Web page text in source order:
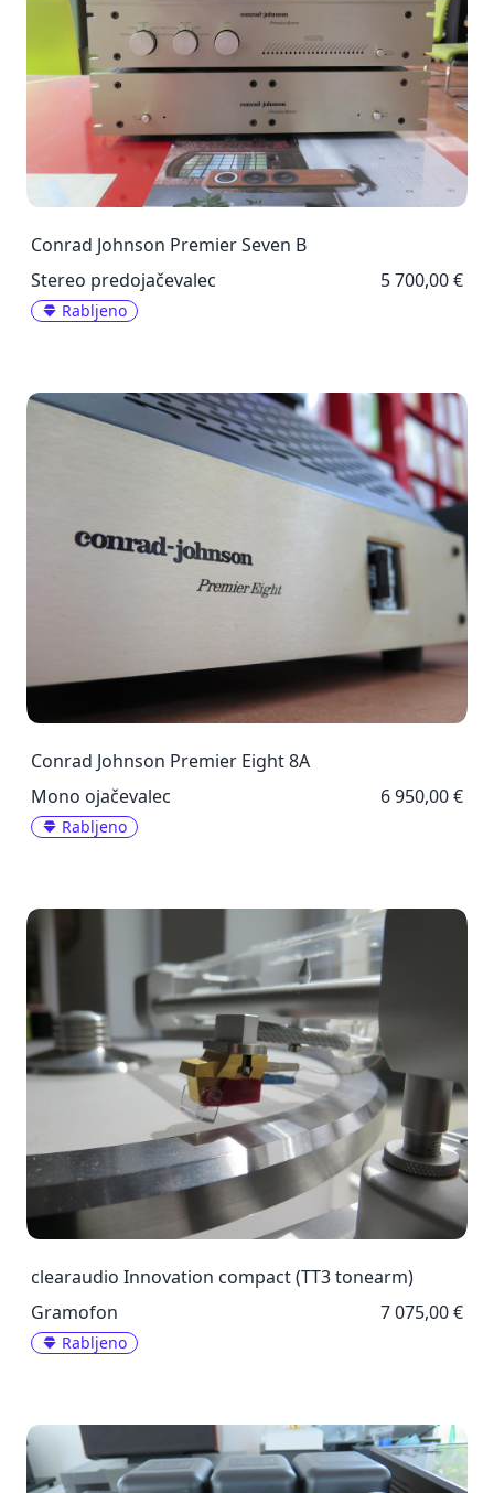
Conrad Johnson Premier Seven B
Stereo predojačevalec
5 700,00 €
Rabljeno
Conrad Johnson Premier Eight 8A
Mono ojačevalec
6 950,00 €
Rabljeno
clearaudio Innovation compact (TT3 tonearm)
Gramofon
7 075,00 €
Rabljeno